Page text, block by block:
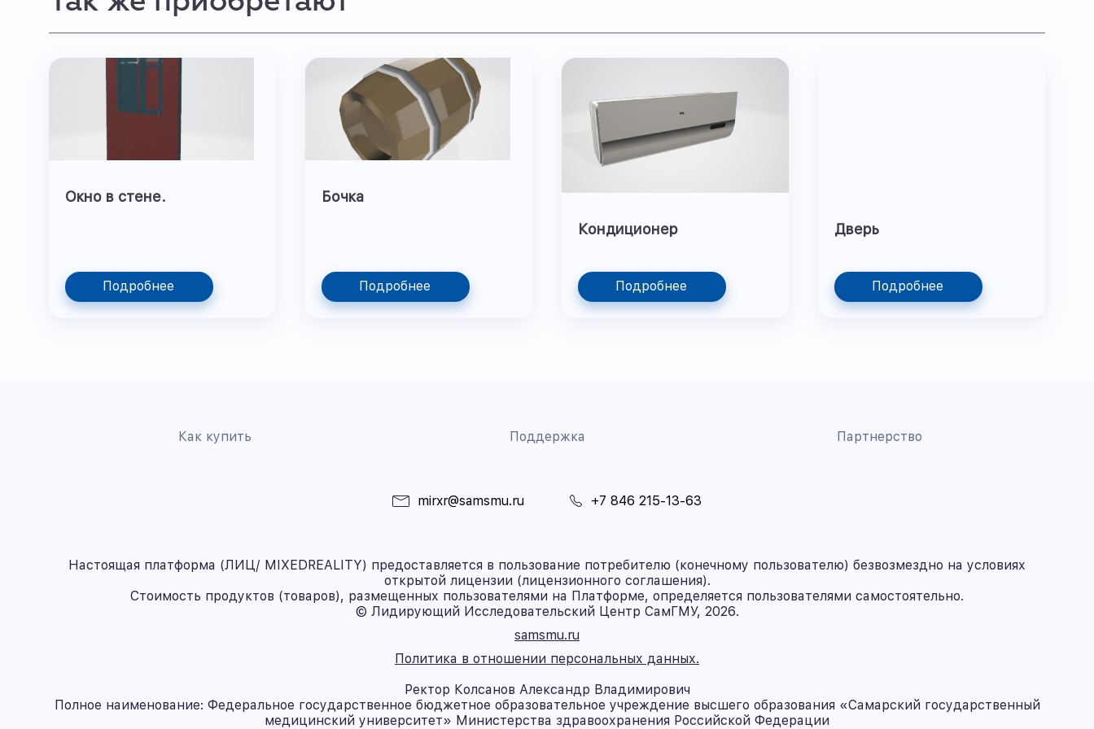
Окно в стене.
Подробнее
Бочка
Подробнее
Кондиционер
Подробнее
Дверь
Подробнее
Как купить Поддержка Партнерство
mirxr@samsmu.ru +7 846 215-13-63
Настоящая платформа (ЛИЦ/ MIXEDREALITY) предоставляется в пользование потребителю (конечному пользователю) безвозмездно на условиях
открытой лицензии (лицензионного соглашения).
Стоимость продуктов (товаров), размещенных пользователями на Платформе, определяется пользователями самостоятельно.
© Лидирующий Исследовательский Центр СамГМУ, 2026.
samsmu.ru
Политика в отношении персональных данных.
Ректор Колсанов Александр Владимирович
Полное наименование: Федеральное государственное бюджетное образовательное учреждение высшего образования «Самарский государственный
медицинский университет» Министерства здравоохранения Российской Федерации